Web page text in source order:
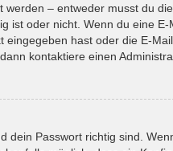
– entweder musst du
ist oder nicht. Wenn du eine
hast oder die E-
kontaktiere einen
Passwort richtig sind.